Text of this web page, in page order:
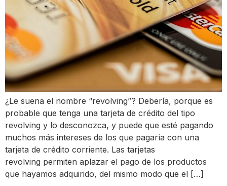
¿Le suena el nombre “revolving”? Debería, porque es
probable que tenga una tarjeta de crédito del tipo
revolving y lo desconozca, y puede que esté pagando
muchos más intereses de los que pagaría con una
tarjeta de crédito corriente. Las tarjetas
revolving permiten aplazar el pago de los productos
que hayamos adquirido, del mismo modo que el […]